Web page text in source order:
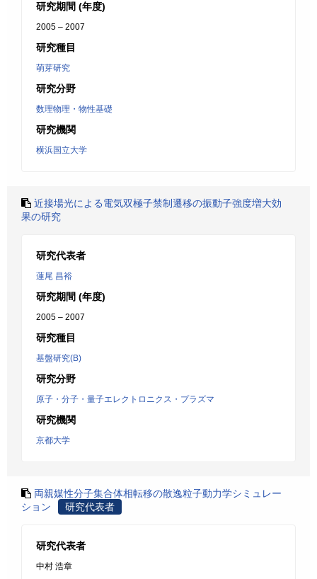
研究期間 (年度)
2005 – 2007
研究種目
萌芽研究
研究分野
数理物理・物性基礎
研究機関
横浜国立大学
近接場光による電気双極子禁制遷移の振動子強度増大効
果の研究
研究代表者
蓮尾 昌裕
研究期間 (年度)
2005 – 2007
研究種目
基盤研究(B)
研究分野
原子・分子・量子エレクトロニクス・プラズマ
研究機関
京都大学
両親媒性分子集合体相転移の散逸粒子動力学シミュレー
ション
研究代表者
研究代表者
中村 浩章